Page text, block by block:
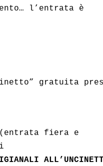
l’entrata è
gratuita
(entrata fiera e